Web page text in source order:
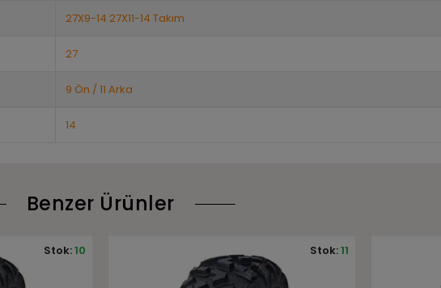
27X9-14 27X11-14 Takım
27
9 Ön / 11 Arka
14
Benzer Ürünler
Stok:11 Stok:15